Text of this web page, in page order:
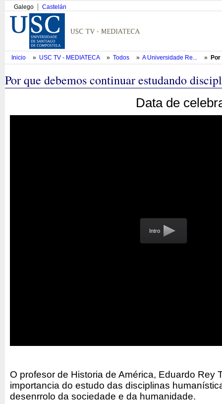
Galego Castelán
Inicio » USC TV - MEDIATECA » Todos » A Universidade Re... »
Por que debemos continuar estudando
Data de
Intro
O profesor de Historia de América, Eduardo Rey
importancia do estudo das disciplinas
desenrrolo da sociedade e da humanidade.